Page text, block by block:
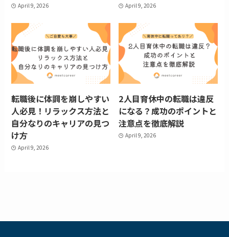
April 9, 2026 April 9, 2026
転職後に体調を崩しやすい
人必見！リラックス方法と
自分なりのキャリアの見つ
け方
April 9, 2026
2人目育休中の転職は違反
になる？成功のポイントと
注意点を徹底解説
April 9, 2026